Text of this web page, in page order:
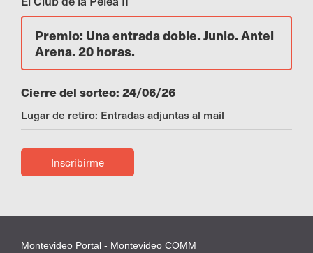
Premio: Una entrada doble. Junio. Antel
Arena. 20 horas.
Cierre del sorteo: 24/06/26
Lugar de retiro: Entradas adjuntas al mail
Inscribirme
Montevideo Portal - Montevideo COMM